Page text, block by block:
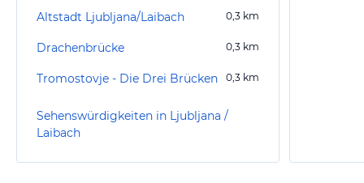
Altstadt Ljubljana/Laibach 0,3 km
Drachenbrücke 0,3 km
Tromostovje - Die Drei Brücken 0,3 km
Sehenswürdigkeiten in Ljubljana /
Laibach